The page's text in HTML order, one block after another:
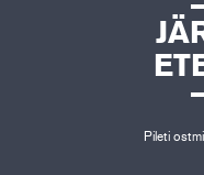
Pileti